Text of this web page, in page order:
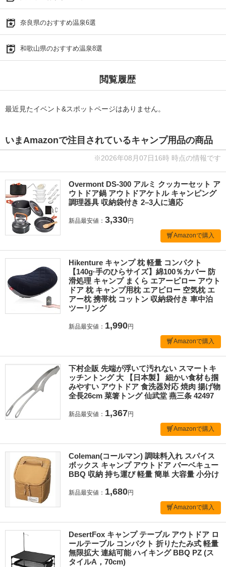
奈良県のおすすめ温泉6選
和歌山県のおすすめ温泉8選
閲覧履歴
最近見たイベント&スポットページはありません。
いまAmazonで注目されているキャンプ用品の商品
※2026年08月07日16時 時点の情報です
Overmont DS-300 アルミ クッカーセット ア
ウトドア鍋 アウトドアケトル キャンピング
調理器具 収納袋付き 2–3人に適応
新品最安値： 3,330円
Amazonで購入
Hikenture キャンプ 枕 軽量 コンパクト
【140g·手のひらサイズ】綿100％カバー 防
滑処理 キャンプ まくら エアーピロー アウト
ドア 枕 キャンプ用枕 エアピロー 空気枕 エ
アー枕 携帯枕 コットン 収納袋付き 車中泊
ツーリング
新品最安値： 1,990円
Amazonで購入
下村企販 先端が浮いて汚れない スマートキ
ッチントング 大 【日本製】 細かい食材も掴
みやすい アウトドア 食洗器対応 焼肉 揚げ物
全長26cm 菜箸トング 仙武堂 燕三条 42497
新品最安値： 1,367円
Amazonで購入
Coleman(コールマン) 調味料入れ スパイス
ボックス キャンプ アウトドア バーベキュー
BBQ 収納 持ち運び 軽量 簡単 大容量 小分け
新品最安値： 1,680円
Amazonで購入
DesertFox キャンプ テーブル アウトドア ロ
ールテーブル コンパクト 折りたたみ式 軽量
無限拡大 連結可能 ハイキング BBQ PZ (ス
タイルA，70cm)